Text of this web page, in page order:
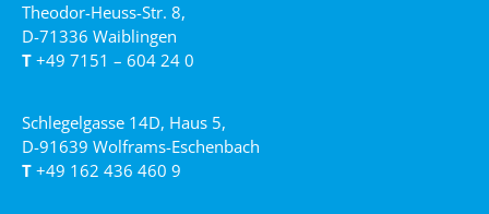
Theodor-Heuss-Str. 8,
D-71336 Waiblingen
T +49 7151 – 604 24 0
Schlegelgasse 14D, Haus 5,
D-91639 Wolframs-Eschenbach
T +49 162 436 460 9